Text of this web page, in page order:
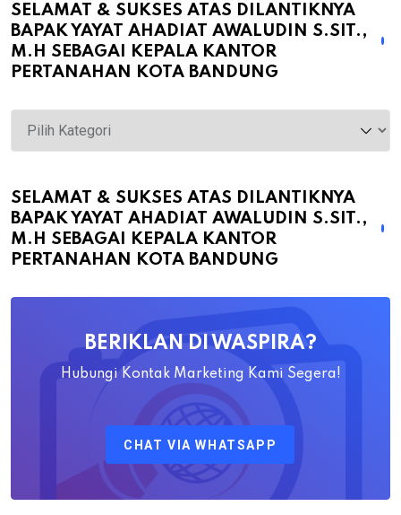
SELAMAT & SUKSES ATAS DILANTIKNYA
BAPAK YAYAT AHADIAT AWALUDIN S.SIT.,
M.H SEBAGAI KEPALA KANTOR
PERTANAHAN KOTA BANDUNG
atas
Dilantiknya
Bapak
Ahadiat
Pertanahan
Kota
SELAMAT & SUKSES ATAS DILANTIKNYA
BAPAK YAYAT AHADIAT AWALUDIN S.SIT.,
M.H SEBAGAI KEPALA KANTOR
PERTANAHAN KOTA BANDUNG
BERIKLAN DI WASPIRA?
Hubungi Kontak Marketing Kami Segera!
CHAT VIA WHATSAPP